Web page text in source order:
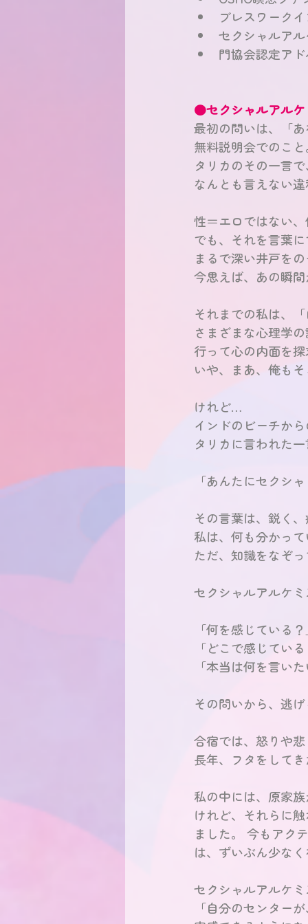
ブレスワーク
セクシャルア
門協会認定ア
●セクシャルアルケ
最初の問いは、「
無料説明会でのこ
タリカのその一言
なんとも言えない
性＝エロではない
でも、それを言葉
まるで深い井戸を
今思えば、あの瞬
それまでの私は、
さまざまな心理学
行って心の内面を
いや、まあ、俺も
けれど…
インドのビーチか
タリカに言われた
「あんたにセクシ
その言葉は、鋭く
私は、何も分かっ
ただ、知識をなぞ
セクシャルアルケ
「何を感じている
「どこで感じてい
「本当は何を言い
その問いから、逃
合宿では、怒りや
長年、フタをして
私の中には、原家
けれど、それらに
ました。 今もアク
は、ずいぶん少な
セクシャルアルケ
「自分のセンター